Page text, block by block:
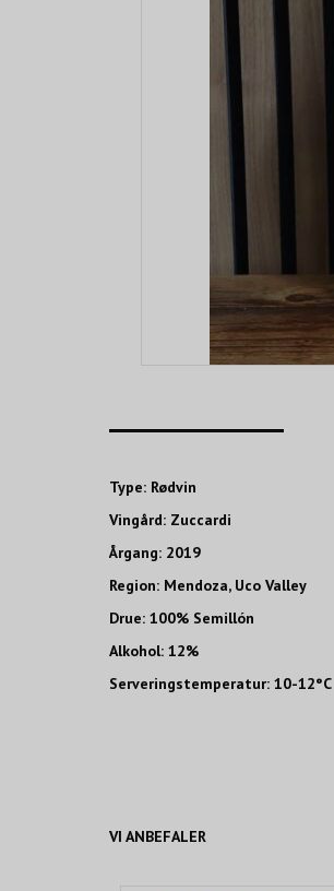
Type: Rødvin
Vingård: Zuccardi
Årgang: 2019
Region: Mendoza, Uco Valley
Drue: 100% Semillón
Alkohol: 12%
Serveringstemperatur: 10-12°C
VI ANBEFALER